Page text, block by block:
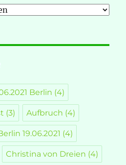
Berlin (4)
(3) Aufbruch (4)
19.06.2021 (4)
Christina von Dreien (4)